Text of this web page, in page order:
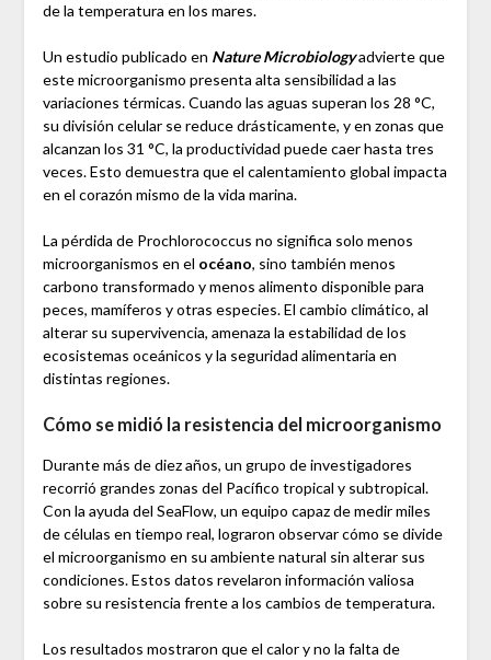
de la temperatura en los mares.
Un estudio publicado en Nature Microbiologyadvierte que
este microorganismo presenta alta sensibilidad a las
variaciones térmicas. Cuando las aguas superan los 28 °C,
su división celular se reduce drásticamente, y en zonas que
alcanzan los 31 °C, la productividad puede caer hasta tres
veces. Esto demuestra que el calentamiento global impacta
en el corazón mismo de la vida marina.
La pérdida de Prochlorococcus no significa solo menos
microorganismos en el océano, sino también menos
carbono transformado y menos alimento disponible para
peces, mamíferos y otras especies. El cambio climático, al
alterar su supervivencia, amenaza la estabilidad de los
ecosistemas oceánicos y la seguridad alimentaria en
distintas regiones.
Cómo se midió la resistencia del microorganismo
Durante más de diez años, un grupo de investigadores
recorrió grandes zonas del Pacífico tropical y subtropical.
Con la ayuda del SeaFlow, un equipo capaz de medir miles
de células en tiempo real, lograron observar cómo se divide
el microorganismo en su ambiente natural sin alterar sus
condiciones. Estos datos revelaron información valiosa
sobre su resistencia frente a los cambios de temperatura.
Los resultados mostraron que el calor y no la falta de